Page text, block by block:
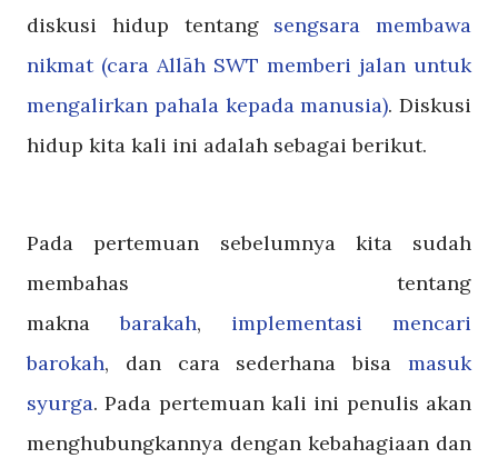
diskusi hidup tentang sengsara membawa
nikmat (cara Allāh SWT memberi jalan untuk
mengalirkan pahala kepada manusia). Diskusi
hidup kita kali ini adalah sebagai berikut.
Pada pertemuan sebelumnya kita sudah
membahas tentang
maknabarakah, implementasi mencari
barokah, dan cara sederhana bisa masuk
syurga. Pada pertemuan kali ini penulis akan
menghubungkannya dengan kebahagiaan dan